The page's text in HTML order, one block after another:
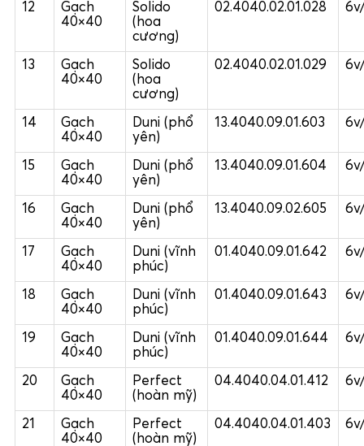
12
Gạch
40×40
Solido
(hoa
cương)
02.4040.02.01.028
13
Gạch
40×40
Solido
(hoa
cương)
02.4040.02.01.029
14
Gạch
40×40
Duni (phổ
yên)
13.4040.09.01.603
15
Gạch
40×40
Duni (phổ
yên)
13.4040.09.01.604
16
Gạch
40×40
Duni (phổ
yên)
13.4040.09.02.605
17
Gạch
40×40
Duni (vĩnh
phúc)
01.4040.09.01.642
18
Gạch
40×40
Duni (vĩnh
phúc)
01.4040.09.01.643
19
Gạch
40×40
Duni (vĩnh
phúc)
01.4040.09.01.644
20
Gạch
40×40
Perfect
(hoàn mỹ)
04.4040.04.01.412
21
Gạch
40×40
Perfect
(hoàn mỹ)
04.4040.04.01.403